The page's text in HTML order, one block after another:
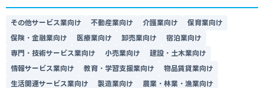
その他サービス業向け 不動産業向け 介護業向け
保育業向け
保険・金融業向け
医療業向け 卸売業向け
宿泊業向け
専門・技術サービス業向け
小売業向け
建設・土木業向け
情報サービス業向け
教育・学習支援業向け
物品賃貸業向け
生活関連サービス業向け
製造業向け
農業・林業・漁業向け